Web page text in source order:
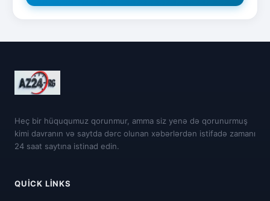
Heç bir hüququmuz qorunmur, amma siz yenə də qorunurmuş
kimi davranın və saytda dərc olunan xəbərlərdən istifadə zamanı
24 saat saytına istinad edin.
QUICK LINKS